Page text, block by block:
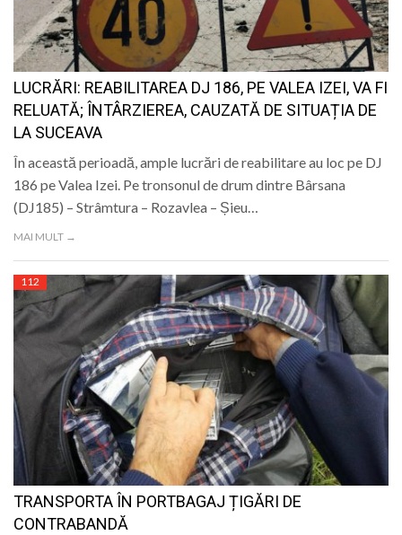
LIFE
LUCRĂRI: REABILITAREA DJ 186, PE VALEA IZEI, VA FI
RELUATĂ; ÎNTÂRZIEREA, CAUZATĂ DE SITUAȚIA DE
LA SUCEAVA
În această perioadă, ample lucrări de reabilitare au loc pe DJ
186 pe Valea Izei. Pe tronsonul de drum dintre Bârsana
(DJ185) – Strâmtura – Rozavlea – Șieu…
MAI MULT →
112
TRANSPORTA ÎN PORTBAGAJ ȚIGĂRI DE
CONTRABANDĂ